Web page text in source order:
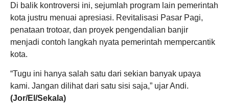
Di balik kontroversi ini, sejumlah program lain pemerintah
kota justru menuai apresiasi. Revitalisasi Pasar Pagi,
penataan trotoar, dan proyek pengendalian banjir
menjadi contoh langkah nyata pemerintah mempercantik
kota.
“Tugu ini hanya salah satu dari sekian banyak upaya
kami. Jangan dilihat dari satu sisi saja,” ujar Andi.
(Jor/El/Sekala)